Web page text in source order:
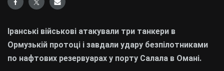
Іранські військові атакували три танкери в
Ормузькій протоці і завдали удару безпілотниками
по нафтових резервуарах у порту Салала в Омані.